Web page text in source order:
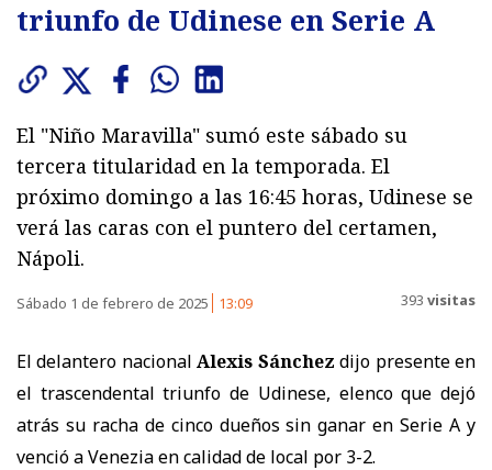
triunfo de Udinese en Serie A
El "Niño Maravilla" sumó este sábado su
tercera titularidad en la temporada. El
próximo domingo a las 16:45 horas, Udinese se
verá las caras con el puntero del certamen,
Nápoli.
Sábado 1 de febrero de 2025 13:09 393 visitas
El delantero nacionalAlexis Sánchez dijo presente en
el trascendental triunfo de Udinese, elenco que dejó
atrás su racha de cinco dueños sin ganar en Serie A y
venció a Venezia en calidad de local por 3-2.